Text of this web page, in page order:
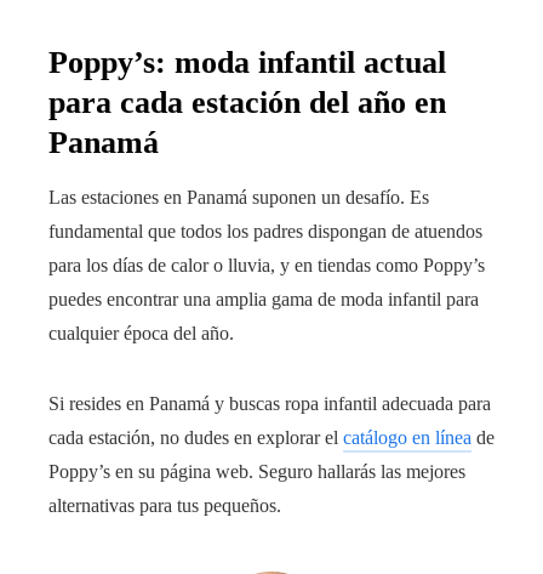
Poppy’s: moda infantil actual
para cada estación del año en
Panamá
Las estaciones en Panamá suponen un desafío. Es
fundamental que todos los padres dispongan de atuendos
para los días de calor o lluvia, y en tiendas como Poppy’s
puedes encontrar una amplia gama de moda infantil para
cualquier época del año.
Si resides en Panamá y buscas ropa infantil adecuada para
cada estación, no dudes en explorar el catálogo en línea de
Poppy’s en su página web. Seguro hallarás las mejores
alternativas para tus pequeños.